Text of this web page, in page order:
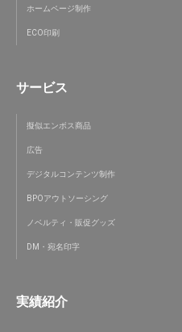
ホームページ制作
ECO印刷
サービス
擬似エンボス商品
広告
デジタルコンテンツ制作
BPOアウトソーシング
ノベルティ・販促グッズ
DM・宛名印字
実績紹介